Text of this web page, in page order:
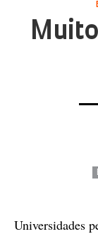
Universidades